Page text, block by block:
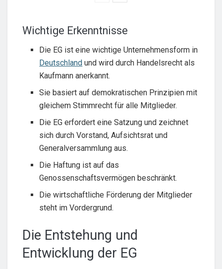
Wichtige Erkenntnisse
Die EG ist eine wichtige Unternehmensform in
Deutschland und wird durch Handelsrecht als
Kaufmann anerkannt.
Sie basiert auf demokratischen Prinzipien mit
gleichem Stimmrecht für alle Mitglieder.
Die EG erfordert eine Satzung und zeichnet
sich durch Vorstand, Aufsichtsrat und
Generalversammlung aus.
Die Haftung ist auf das
Genossenschaftsvermögen beschränkt.
Die wirtschaftliche Förderung der Mitglieder
steht im Vordergrund.
Die Entstehung und
Entwicklung der EG